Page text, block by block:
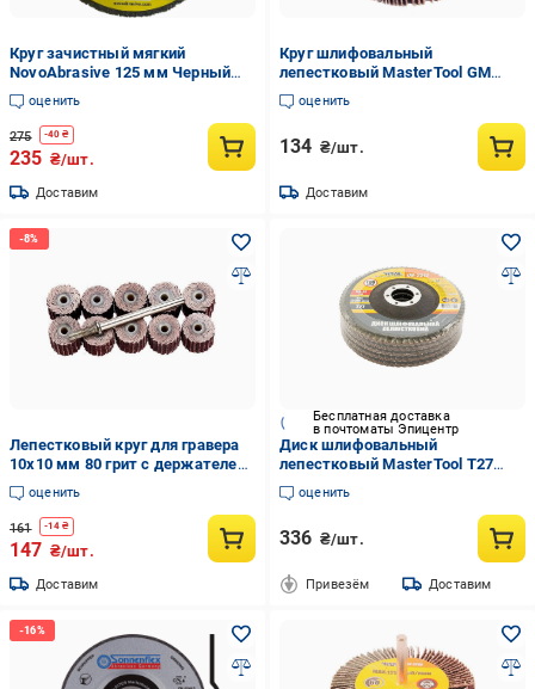
Круг зачистный мягкий
NovoAbrasive 125 мм Черный
(54-107)
оценить
275 -40 ₴
235 ₴/шт.
Доставим
Круг шлифовальный
лепестковый MasterTool GM
зерно 80 80х40 мм 6 мм (08-
2298)
оценить
134 ₴/шт.
Доставим
Лепестковый круг для гравера
10x10 мм 80 грит с держателем
10 шт. (2450094f)
оценить
161 -14 ₴
147 ₴/шт.
Доставим
Бесплатная доставка
в почтоматы Эпицентр
Диск шлифовальный
лепестковый MasterTool Т27
зерно 5 шт. 120 125х22 мм (08-
2212PC)
оценить
336 ₴/шт.
Привезём Доставим